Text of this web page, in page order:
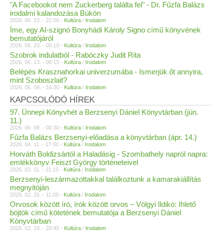
"A Facebookot nem Zuckerberg találta fel" - Dr. Fűzfa Balázs
irodalmi kalandozása Bükön
2026. 06. 23. - 22:00 - Kultúra / Irodalom
Íme, egy AI-szignó Bonyhádi Károly Signo című könyvének
bemutatójáról
2026. 06. 20. - 00:10 - Kultúra / Irodalom
Szobrok indulatból - Rabóczky Judit Rita
2026. 06. 13. - 08:15 - Kultúra / Irodalom
Belépés Krasznahorkai univerzumába - Ismerjük őt annyira,
mint Szoboszlait?
2026. 06. 09. - 16:30 - Kultúra / Irodalom
KAPCSOLÓDÓ HÍREK
97. Ünnepi Könyvhét a Berzsenyi Dániel Könyvtárban (jún.
11.)
2026. 06. 09. - 00:30 - Kultúra / Irodalom
Fűzfa Balázs Berzsenyi-előadása a könyvtárban (ápr. 14.)
2026. 04. 11. - 17:00 - Kultúra / Irodalom
Horváth Boldizsártól a Haladásig - Szombathely napról napra:
emlékkönyv Feiszt György történeteivel
2026. 03. 11. - 21:15 - Kultúra / Irodalom
Berzsenyi-leszármazottakkal találkoztunk a kamarakiállítás
megnyitóján
2026. 02. 26. - 11:00 - Kultúra / Irodalom
Orvosok között író, írók között orvos – Völgyi Ildikó: Ihlető
böjtök című kötetének bemutatója a Berzsenyi Dániel
Könyvtárban
2026. 02. 19. - 20:45 - Kultúra / Irodalom